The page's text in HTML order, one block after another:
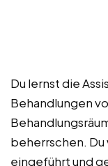
Du lernst die
Behandlungen
beherrschen.
eingeführt und